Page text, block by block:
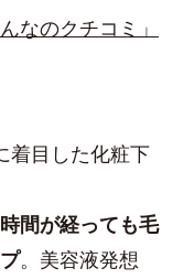
のクチコミ」
着目した化粧下
時間が経っても毛
。美容液発想